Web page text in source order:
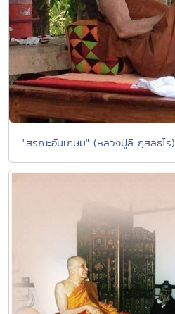
."สรณะอันเกษม" (หลวงปู่ลี กุสลธโร)